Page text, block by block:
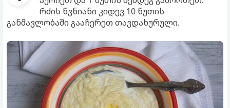
რძის წვნიანი კიდევ 10 წუთის
განმავლობაში გააჩერეთ თავდახურული.